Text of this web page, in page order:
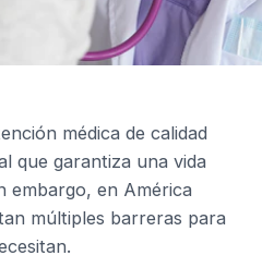
médica de calidad
que garantiza una vida
embargo, en América
múltiples barreras para